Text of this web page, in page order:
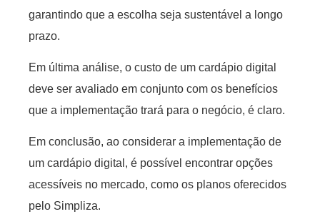
garantindo que a escolha seja sustentável a longo
prazo.
Em última análise, o custo de um cardápio digital
deve ser avaliado em conjunto com os benefícios
que a implementação trará para o negócio, é claro.
Em conclusão, ao considerar a implementação de
um cardápio digital, é possível encontrar opções
acessíveis no mercado, como os planos oferecidos
pelo Simpliza.